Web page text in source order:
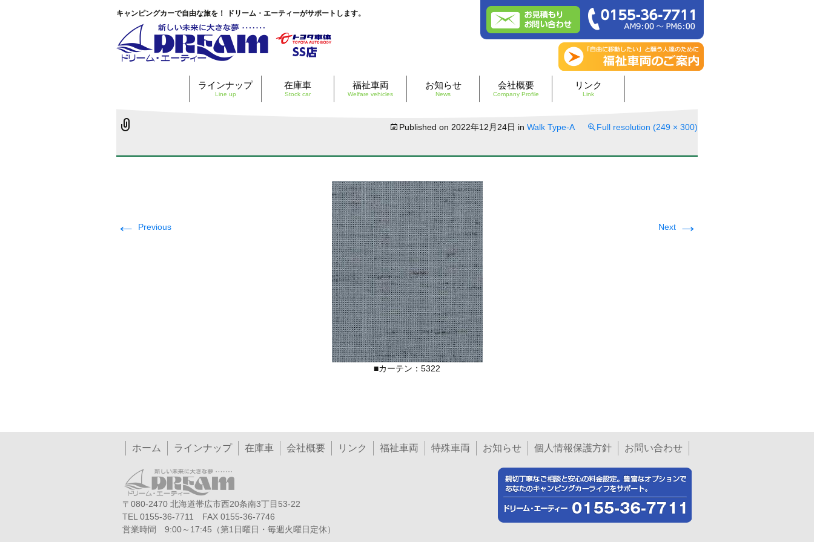
キャンピングカーで自由な旅を！ ドリーム・エーティーがサポートします。
ラインナップ
Line up
在庫車
Stock car
福祉車両
Welfare vehicles
お知らせ
News
会社概要
Company Profile
リンク
Link
Walk Type-A >
Published on 2022年12月24日 in Walk Type-A Full resolution (249 × 300)
← Previous Next →
■カーテン：5322
ホーム ラインナップ 在庫車 会社概要 リンク 福祉車両 特殊車両 お知らせ 個人情報保護方針 お問い合わせ
〒080-2470 北海道帯広市西20条南3丁目53-22
TEL 0155-36-7711 FAX 0155-36-7746
営業時間 9:00～17:45（第1日曜日・毎週火曜日定休）